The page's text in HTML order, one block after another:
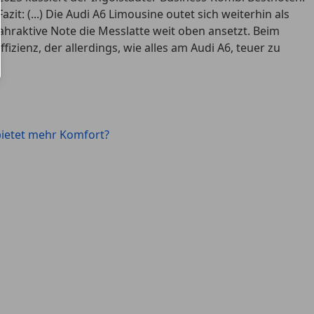
(...) Die Audi A6 Limousine outet sich weiterhin als
Note die Messlatte weit oben ansetzt. Beim
der allerdings, wie alles am Audi A6, teuer zu
mehr Komfort?